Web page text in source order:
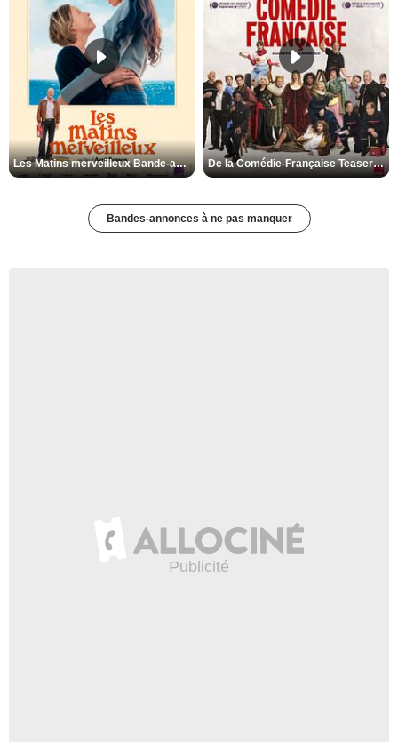
Les Matins merveilleux Bande-annonce VF De la Comédie-Française Teaser VF
Bandes-annonces à ne pas manquer